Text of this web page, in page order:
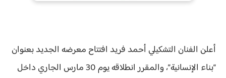
أعلن الفنان التشكيلي أحمد فريد افتتاح معرضه الجديد بعنوان
“بناء الإنسانية”، والمقرر انطلاقه يوم 30 مارس الجاري داخل